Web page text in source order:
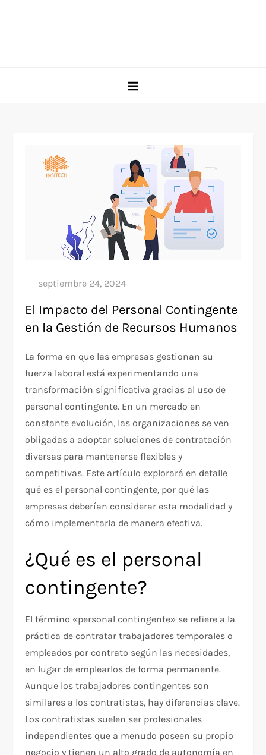
El Impacto del Personal Contingente
en la Gestión de Recursos Humanos
La forma en que las empresas gestionan su
fuerza laboral está experimentando una
transformación significativa gracias al uso de
personal contingente. En un mercado en
constante evolución, las organizaciones se ven
obligadas a adoptar soluciones de contratación
diversas para mantenerse flexibles y
competitivas. Este artículo explorará en detalle
qué es el personal contingente, por qué las
empresas deberían considerar esta modalidad y
cómo implementarla de manera efectiva.
¿Qué es el personal
contingente?
El término «personal contingente» se refiere a la
práctica de contratar trabajadores temporales o
empleados por contrato según las necesidades,
en lugar de emplearlos de forma permanente.
Aunque los trabajadores contingentes son
similares a los contratistas, hay diferencias clave.
Los contratistas suelen ser profesionales
independientes que a menudo poseen su propio
negocio y tienen un alto grado de autonomía en